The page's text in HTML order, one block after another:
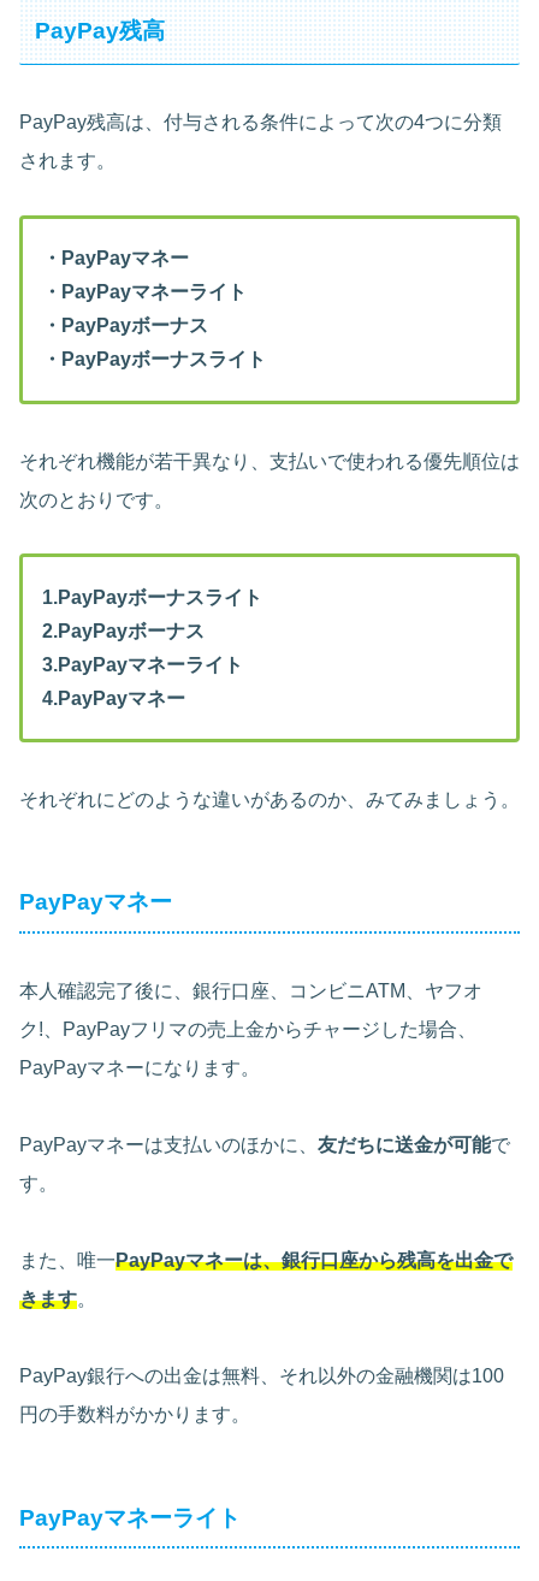
PayPay残高
PayPay残高は、付与される条件によって次の4つに分類
されます。
・PayPayマネー
・PayPayマネーライト
・PayPayボーナス
・PayPayボーナスライト
それぞれ機能が若干異なり、支払いで使われる優先順位は
次のとおりです。
1.PayPayボーナスライト
2.PayPayボーナス
3.PayPayマネーライト
4.PayPayマネー
それぞれにどのような違いがあるのか、みてみましょう。
PayPayマネー
本人確認完了後に、銀行口座、コンビニATM、ヤフオ
ク!、PayPayフリマの売上金からチャージした場合、
PayPayマネーになります。
PayPayマネーは支払いのほかに、 友だちに送金が可能で
す。
また、唯一PayPayマネーは、銀行口座から残高を出金で
きます。
PayPay銀行への出金は無料、それ以外の金融機関は100
円の手数料がかかります。
PayPayマネーライト